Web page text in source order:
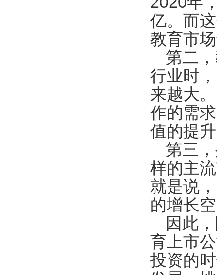
亿。而
教育市
第二
行业时
来越大
作的需
值的提
第三
样的主
就是说
的增长
因此
育上市
投资的